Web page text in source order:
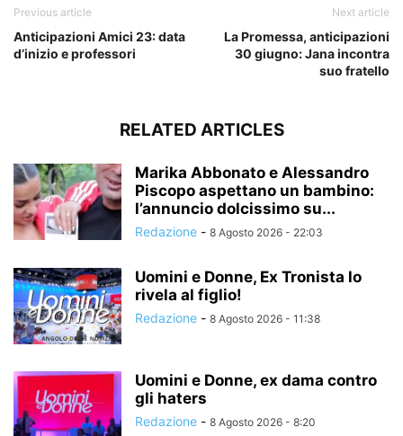
Previous article
Anticipazioni Amici 23: data
d’inizio e professori
Next article
La Promessa, anticipazioni
30 giugno: Jana incontra
suo fratello
RELATED ARTICLES
Marika Abbonato e Alessandro
Piscopo aspettano un bambino:
l’annuncio dolcissimo su...
Redazione - 8 Agosto 2026 - 22:03
Uomini e Donne, Ex Tronista lo
rivela al figlio!
Redazione - 8 Agosto 2026 - 11:38
Uomini e Donne, ex dama contro
gli haters
Redazione - 8 Agosto 2026 - 8:20